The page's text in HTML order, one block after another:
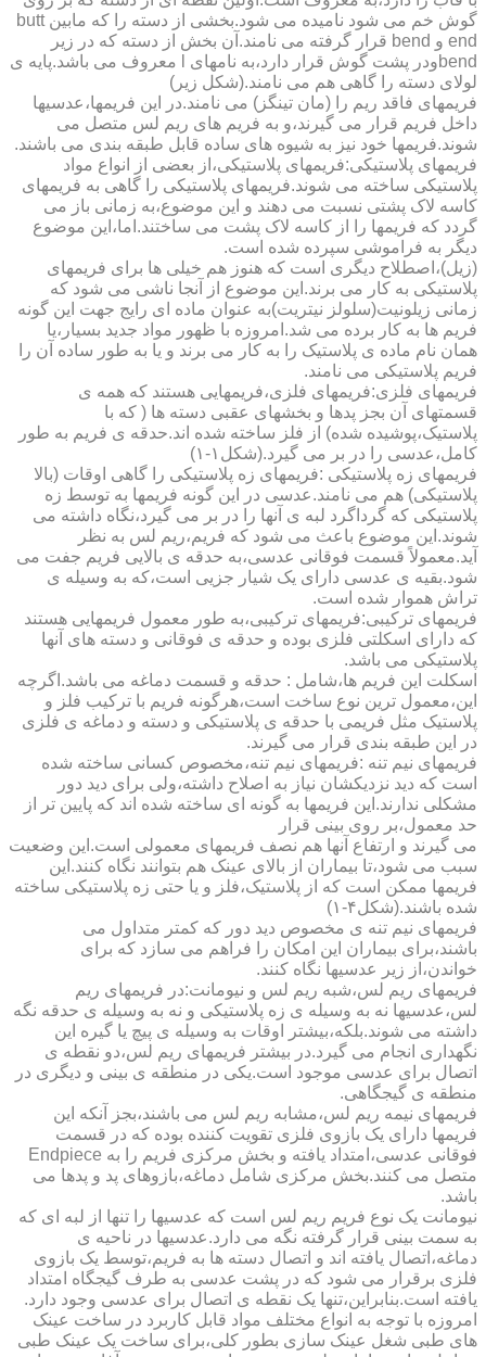
گوش خم می شود نامیده می شود.بخشی از دسته را که مابین butt
end و bend قرار گرفته می نامند.آن بخش از دسته که در زیر
bendودر پشت گوش قرار دارد،به نامهای l معروف می باشد.پایه ی
لولای دسته را گاهی هم می نامند.(شکل زیر)
فریمهای فاقد ریم را (مان تینگز) می نامند.در این فریمها،عدسیها
داخل فریم قرار می گیرند،و به فریم های ریم لس متصل می
شوند.فریمها خود نیز به شیوه های ساده قابل طبقه بندی می باشند.
فریمهای پلاستیکی:فریمهای پلاستیکی،از بعضی از انواع مواد
پلاستیکی ساخته می شوند.فریمهای پلاستیکی را گاهی به فریمهای
کاسه لاک پشتی نسبت می دهند و این موضوع،به زمانی باز می
گردد که فریمها را از کاسه لاک پشت می ساختند.اما،این موضوع
دیگر به فراموشی سپرده شده است.
(زیل)،اصطلاح دیگری است که هنوز هم خیلی ها برای فریمهای
پلاستیکی به کار می برند.این موضوع از آنجا ناشی می شود که
زمانی زیلونیت(سلولز نیتریت)به عنوان ماده ای رایج جهت این گونه
فریم ها به کار برده می شد.امروزه با ظهور مواد جدید بسیار،یا
همان نام ماده ی پلاستیک را به کار می برند و یا به طور ساده آن را
فریم پلاستیکی می نامند.
فریمهای فلزی:فریمهای فلزی،فریمهایی هستند که همه ی
قسمتهای آن بجز پدها و بخشهای عقبی دسته ها ( که با
پلاستیک،پوشیده شده) از فلز ساخته شده اند.حدقه ی فریم به طور
کامل،عدسی را در بر می گیرد.(شکل۱-۱)
فریمهای زه پلاستیکی :فریمهای زه پلاستیکی را گاهی اوقات (بالا
پلاستیکی) هم می نامند.عدسی در این گونه فریمها به توسط زه
پلاستیکی که گرداگرد لبه ی آنها را در بر می گیرد،نگاه داشته می
شوند.این موضوع باعث می شود که فریم،ریم لس به نظر
آید.معمولاً قسمت فوقانی عدسی،به حدقه ی بالایی فریم جفت می
شود.بقیه ی عدسی دارای یک شیار جزیی است،که به وسیله ی
تراش هموار شده است.
فریمهای ترکیبی:فریمهای ترکیبی،به طور معمول فریمهایی هستند
که دارای اسکلتی فلزی بوده و حدقه ی فوقانی و دسته های آنها
پلاستیکی می باشد.
اسکلت این فریم ها،شامل : حدقه و قسمت دماغه می باشد.اگرچه
این،معمول ترین نوع ساخت است،هرگونه فریم با ترکیب فلز و
پلاستیک مثل فریمی با حدقه ی پلاستیکی و دسته و دماغه ی فلزی
در این طبقه بندی قرار می گیرند.
فریمهای نیم تنه :فریمهای نیم تنه،مخصوص کسانی ساخته شده
است که دید نزدیکشان نیاز به اصلاح داشته،ولی برای دید دور
مشکلی ندارند.این فریمها به گونه ای ساخته شده اند که پایین تر از
حد معمول،بر روی بینی قرار
می گیرند و ارتفاع آنها هم نصف فریمهای معمولی است.این وضعیت
سبب می شود،تا بیماران از بالای عینک هم بتوانند نگاه کنند.این
فریمها ممکن است که از پلاستیک،فلز و یا حتی زه پلاستیکی ساخته
شده باشند.(شکل۴-۱)
فریمهای نیم تنه ی مخصوص دید دور که کمتر متداول می
باشند،برای بیماران این امکان را فراهم می سازد که برای
خواندن،از زیر عدسیها نگاه کنند.
فریمهای ریم لس،شبه ریم لس و نیومانت:در فریمهای ریم
لس،عدسیها نه به وسیله ی زه پلاستیکی و نه به وسیله ی حدقه نگه
داشته می شوند.بلکه،بیشتر اوقات به وسیله ی پیچ یا گیره این
نگهداری انجام می گیرد.در بیشتر فریمهای ریم لس،دو نقطه ی
اتصال برای عدسی موجود است.یکی در منطقه ی بینی و دیگری در
منطقه ی گیجگاهی.
فریمهای نیمه ریم لس،مشابه ریم لس می باشند،بجز آنکه این
فریمها دارای یک بازوی فلزی تقویت کننده بوده که در قسمت
فوقانی عدسی،امتداد یافته و بخش مرکزی فریم را به Endpiece
متصل می کنند.بخش مرکزی شامل دماغه،بازوهای پد و پدها می
باشد.
نیومانت یک نوع فریم ریم لس است که عدسیها را تنها از لبه ای که
به سمت بینی قرار گرفته نگه می دارد.عدسیها در ناحیه ی
دماغه،اتصال یافته اند و اتصال دسته ها به فریم،توسط یک بازوی
فلزی برقرار می شود که در پشت عدسی به طرف گیجگاه امتداد
یافته است.بنابراین،تنها یک نقطه ی اتصال برای عدسی وجود دارد.
امروزه با توجه به انواع مختلف مواد قابل کاربرد در ساخت عینک
های طبی شغل عینک سازی بطور کلی،برای ساخت یک عینک طبی